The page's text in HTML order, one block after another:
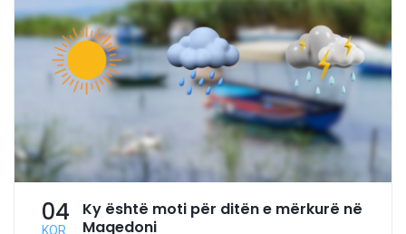
04
KOR
Ky është moti për ditën e mërkurë në
Maqedoni